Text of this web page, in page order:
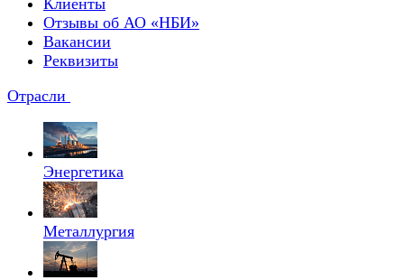
Клиенты
Отзывы об АО «НБИ»
Вакансии
Реквизиты
Отрасли
Энергетика
Металлургия